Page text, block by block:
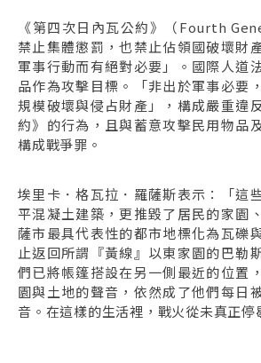
《第四次日內瓦公約》（Fourth
禁止集體懲罰，也禁止佔領國破壞財
軍事行動而有絕對必要」。國際人道
品作為攻擊目標。「非出於軍事必要
規模破壞與侵占財產」，構成嚴重違
約》的行為，且與蓄意攻擊民用物品
構成戰爭罪。
埃里卡．格瓦拉．羅薩斯表示：「這
平混凝土建築，更推毀了居民的家園
薩市最具代表性的都市地標化為瓦礫
止返回所謂『黃線』以東家園的巴勒
們已將帳篷搭設在另一側最近的位置
園與土地的聲音，依然成了他們每日
音。在這樣的生活裡，戰火從未真正停